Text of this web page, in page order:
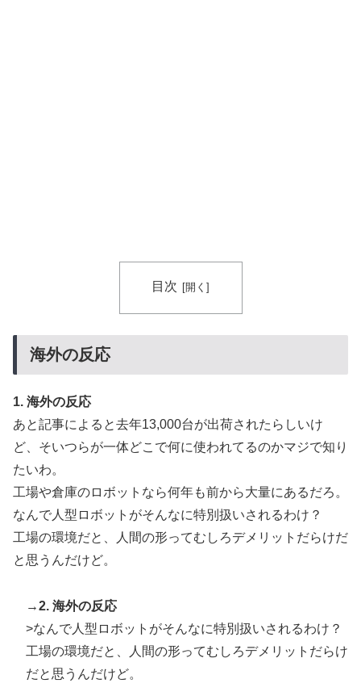
目次
海外の反応
1. 海外の反応
あと記事によると去年13,000台が出荷されたらしいけ
ど、そいつらが一体どこで何に使われてるのかマジで知り
たいわ。
工場や倉庫のロボットなら何年も前から大量にあるだろ。
なんで人型ロボットがそんなに特別扱いされるわけ？
工場の環境だと、人間の形ってむしろデメリットだらけだ
と思うんだけど。
→2. 海外の反応
>なんで人型ロボットがそんなに特別扱いされるわけ？
工場の環境だと、人間の形ってむしろデメリットだらけ
だと思うんだけど。